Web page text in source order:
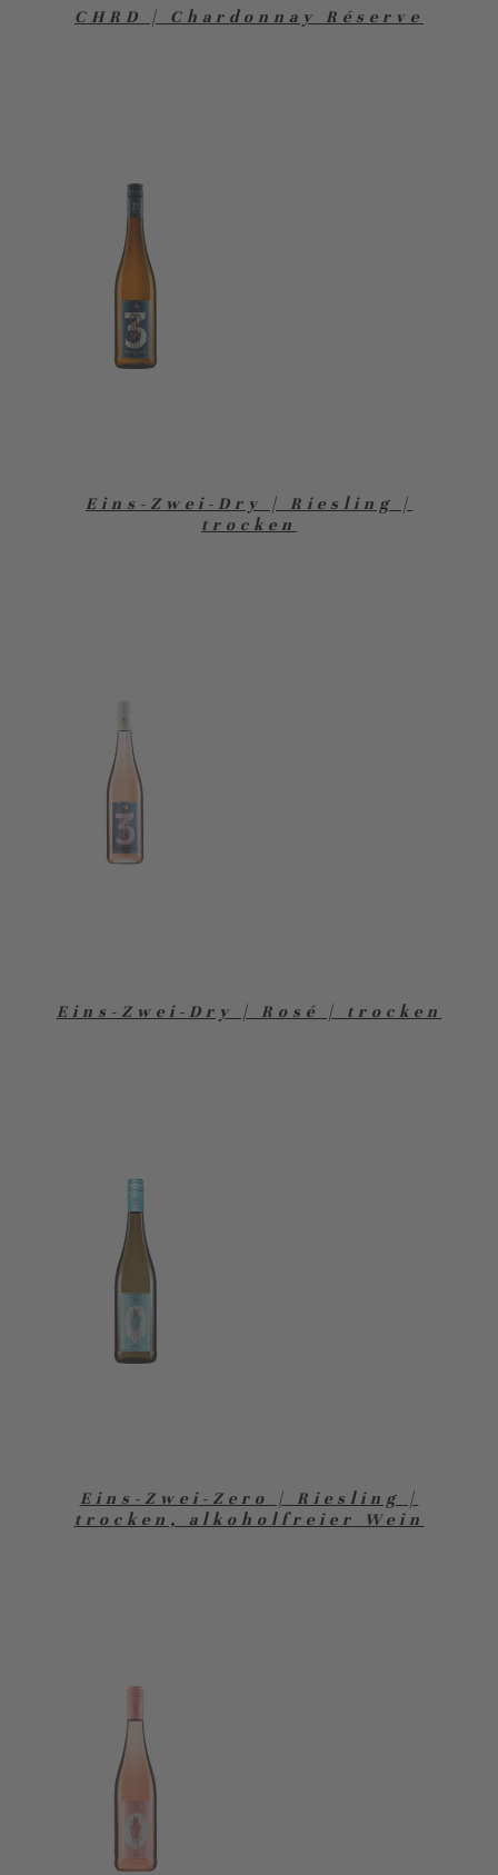
CHRD | Chardonnay Réserve
Eins-Zwei-Dry | Riesling |
trocken
Eins-Zwei-Dry | Rosé | trocken
Eins-Zwei-Zero | Riesling |
trocken, alkoholfreier Wein